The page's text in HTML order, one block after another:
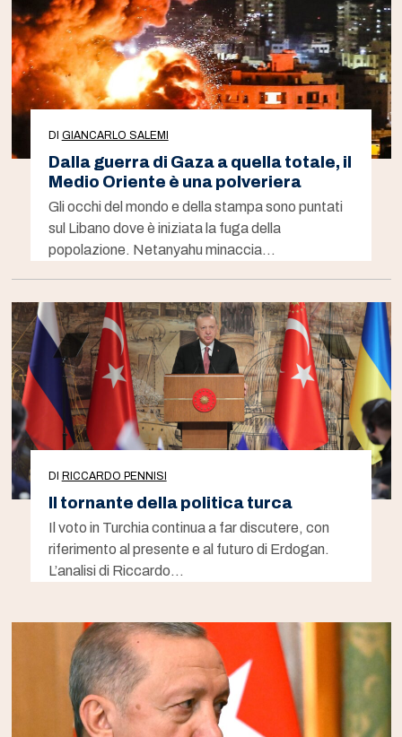
DI GIANCARLO SALEMI
Dalla guerra di Gaza a quella totale, il
Medio Oriente è una polveriera
Gli occhi del mondo e della stampa sono puntati
sul Libano dove è iniziata la fuga della
popolazione. Netanyahu minaccia…
DI RICCARDO PENNISI
Il tornante della politica turca
Il voto in Turchia continua a far discutere, con
riferimento al presente e al futuro di Erdogan.
L’analisi di Riccardo…